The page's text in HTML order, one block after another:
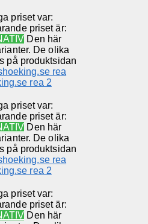
priset var:
priset är:
Den här
De olika
på produktsidan
priset var:
priset är:
Den här
De olika
på produktsidan
priset var:
priset är:
Den här